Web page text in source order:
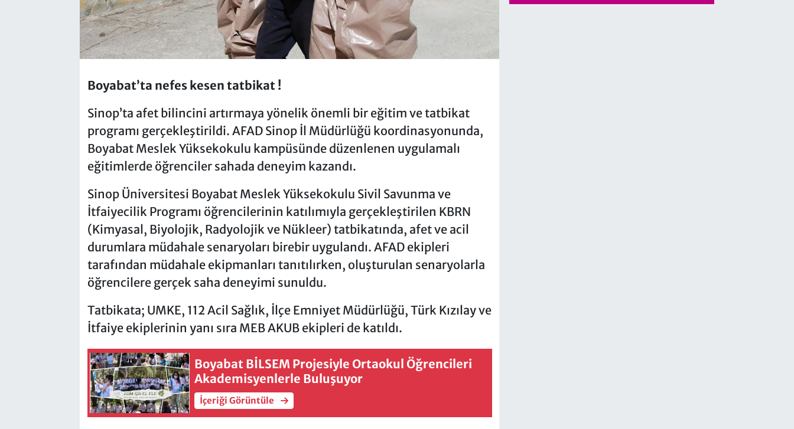
Boyabat’ta nefes kesen tatbikat !
Sinop’ta afet bilincini artırmaya yönelik önemli bir eğitim ve tatbikat
programı gerçekleştirildi. AFAD Sinop İl Müdürlüğü koordinasyonunda,
Boyabat Meslek Yüksekokulu kampüsünde düzenlenen uygulamalı
eğitimlerde öğrenciler sahada deneyim kazandı.
Sinop Üniversitesi Boyabat Meslek Yüksekokulu Sivil Savunma ve
İtfaiyecilik Programı öğrencilerinin katılımıyla gerçekleştirilen KBRN
(Kimyasal, Biyolojik, Radyolojik ve Nükleer) tatbikatında, afet ve acil
durumlara müdahale senaryoları birebir uygulandı. AFAD ekipleri
tarafından müdahale ekipmanları tanıtılırken, oluşturulan senaryolarla
öğrencilere gerçek saha deneyimi sunuldu.
Tatbikata; UMKE, 112 Acil Sağlık, İlçe Emniyet Müdürlüğü, Türk Kızılay ve
İtfaiye ekiplerinin yanı sıra MEB AKUB ekipleri de katıldı.
Boyabat BİLSEM Projesiyle Ortaokul Öğrencileri
Akademisyenlerle Buluşuyor
İçeriği Görüntüle